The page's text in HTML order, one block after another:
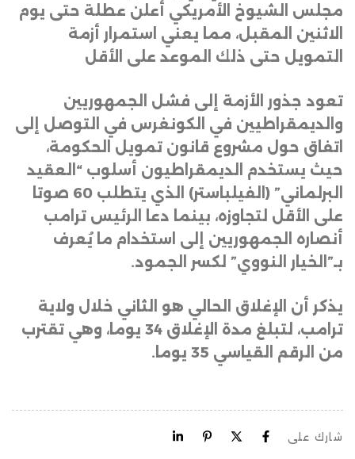
مجلس الشيوخ الأمريكي أعلن عطلة حتى يوم
الاثنين المقبل، مما يعني استمرار أزمة
التمويل حتى ذلك الموعد على الأقل
تعود جذور الأزمة إلى فشل الجمهوريين
والديمقراطيين في الكونغرس في التوصل إلى
اتفاق حول مشروع قانون تمويل الحكومة،
حيث يستخدم الديمقراطيون أسلوب “العقيد
البرلماني” (الفيلباستر) الذي يتطلب 60 صوتا
على الأقل لتجاوزه، بينما دعا الرئيس ترامب
أنصاره الجمهوريين إلى استخدام ما يُعرف
بـ”الخيار النووي” لكسر الجمود.
يذكر أن الإغلاق الحالي هو الثاني خلال ولاية
ترامب، لتبلغ مدة الإغلاق 34 يوما، وهي تقترب
من الرقم القياسي 35 يوما
.
شارك على